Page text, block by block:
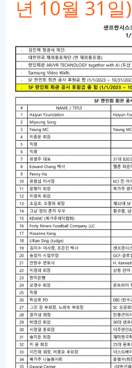
코
인
회
관
공
사
진
행
상
황
설
명
가
져
년 10월 31일)